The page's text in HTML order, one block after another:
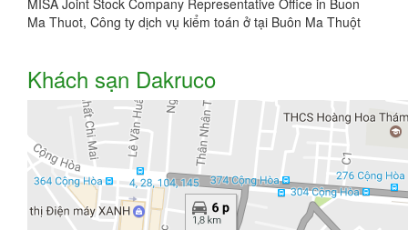
MISA Joint Stock Company Representative Office in Buon
Ma Thuot, Công ty dịch vụ kiểm toán ở tại Buôn Ma Thuột
Khách sạn Dakruco